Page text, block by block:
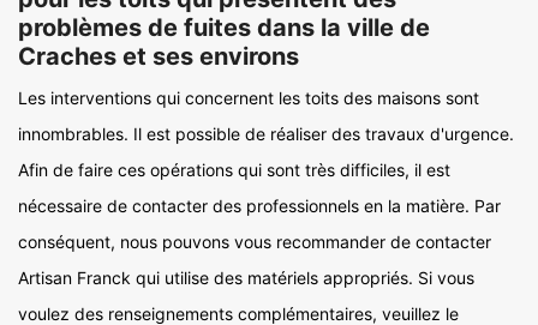
problèmes de fuites dans la ville de
Craches et ses environs
Les interventions qui concernent les toits des maisons sont
innombrables. Il est possible de réaliser des travaux d'urgence.
Afin de faire ces opérations qui sont très difficiles, il est
nécessaire de contacter des professionnels en la matière. Par
conséquent, nous pouvons vous recommander de contacter
Artisan Franck qui utilise des matériels appropriés. Si vous
voulez des renseignements complémentaires, veuillez le